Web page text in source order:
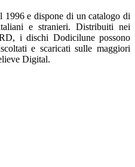
1996 e dispone di un catalogo di
e stranieri. Distribuiti nei
i dischi Dodicilune possono
e scaricati sulle maggiori
Digital.